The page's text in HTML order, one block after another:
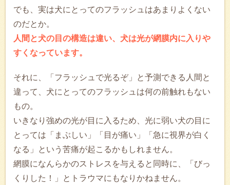
でも、実は犬にとってのフラッシュはあまりよくない
のだとか。
人間と犬の目の構造は違い、犬は光が網膜内に入りや
すくなっています。
それに、「フラッシュで光るぞ」と予測できる人間と
違って、犬にとってのフラッシュは何の前触れもない
もの。
いきなり強めの光が目に入るため、光に弱い犬の目に
とっては「まぶしい」「目が痛い」「急に視界が白く
なる」という苦痛が起こるかもしれません。
網膜になんらかのストレスを与えると同時に、「びっ
くりした！」とトラウマにもなりかねません。